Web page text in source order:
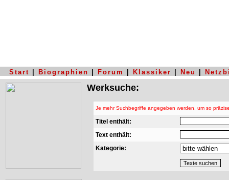
Start Biographien Forum Klassiker Neu
Werksuche:
Je mehr Suchbegriffe angegeben werden, um so
Titel enthält:
Text enthält:
Kategorie: